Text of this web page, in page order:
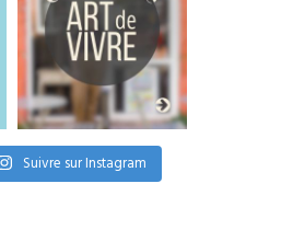
Suivre sur Instagram